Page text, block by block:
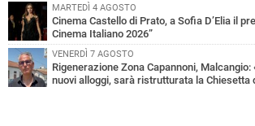
MARTEDÌ 4 AGOSTO
Cinema Castello di Prato, a Sofia D’Elia il
Cinema Italiano 2026”
VENERDÌ 7 AGOSTO
Rigenerazione Zona Capannoni,
nuovi alloggi, sarà ristrutturata la Chiesetta